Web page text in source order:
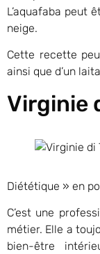
L’aquafaba peut
neige.
Cette recette
ainsi que d’un
Virginie
Diététique » en
C’est une
métier. Elle a
bien-être